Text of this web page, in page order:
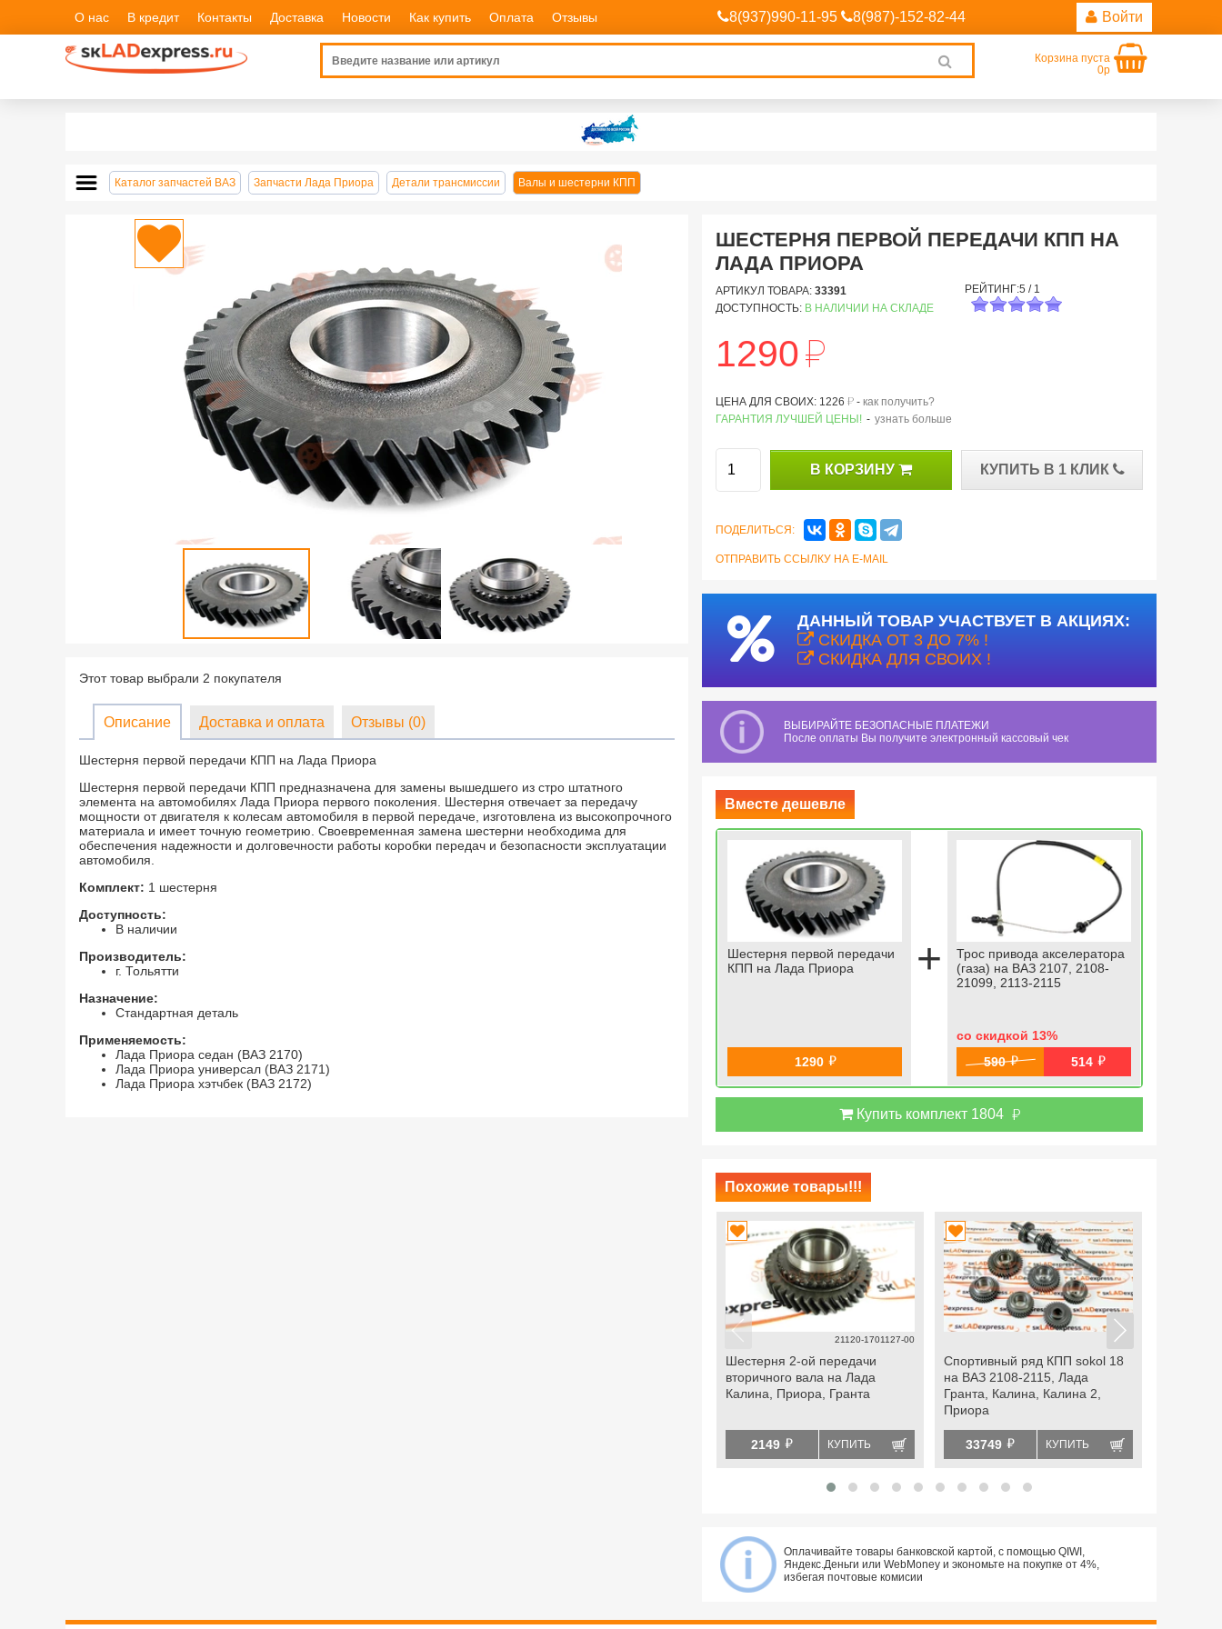
О нас В кредит Контакты Доставка Новости Как купить Оплата Отзывы 8(937)990-11-95 8(987)-152-82-44 Войти
search
Корзина пуста
0р
Каталог запчастей ВАЗ Запчасти Лада Приора Детали трансмиссии Валы и шестерни КПП
Этот товар выбрали 2 покупателя
Описание Доставка и оплата Отзывы (0)
Шестерня первой передачи КПП на Лада Приора
Шестерня первой передачи КПП предназначена для замены вышедшего из стро штатного
элемента на автомобилях Лада Приора первого поколения. Шестерня отвечает за передачу
мощности от двигателя к колесам автомобиля в первой передаче, изготовлена из высокопрочного
материала и имеет точную геометрию. Своевременная замена шестерни необходима для
обеспечения надежности и долговечности работы коробки передач и безопасности эксплуатации
автомобиля.
Комплект: 1 шестерня
Доступность:
В наличии
Производитель:
г. Тольятти
Назначение:
Стандартная деталь
Применяемость:
Лада Приора седан (ВАЗ 2170)
Лада Приора универсал (ВАЗ 2171)
Лада Приора хэтчбек (ВАЗ 2172)
ШЕСТЕРНЯ ПЕРВОЙ ПЕРЕДАЧИ КПП НА
ЛАДА ПРИОРА
АРТИКУЛ ТОВАРА: 33391
ДОСТУПНОСТЬ: В НАЛИЧИИ НА СКЛАДЕ
РЕЙТИНГ:5 / 1
1290й
ЦЕНА ДЛЯ СВОИХ: 1226 й - как получить?
ГАРАНТИЯ ЛУЧШЕЙ ЦЕНЫ! - узнать больше
В КОРЗИНУ КУПИТЬ В 1 КЛИК
ПОДЕЛИТЬСЯ:
ОТПРАВИТЬ ССЫЛКУ НА E-MAIL
ДАННЫЙ ТОВАР УЧАСТВУЕТ В АКЦИЯХ:
СКИДКА ОТ 3 ДО 7% !
СКИДКА ДЛЯ СВОИХ !
ВЫБИРАЙТЕ БЕЗОПАСНЫЕ ПЛАТЕЖИ
После оплаты Вы получите электронный кассовый чек
Вместе дешевле
Трос привода акселератора
(газа) на ВАЗ 2107, 2108-
со скидкой 13%
590 й 514 й
Шестерня первой передачи
КПП на Лада Приора
1290 й
+
Трос привода акселератора
(газа) на ВАЗ 2107, 2108-
21099, 2113-2115
со скидкой 13%
590 й 514 й
Купить комплект 1804 й
Похожие товары!!!
21120-1701127-00
Шестерня 2-ой передачи
вторичного вала на Лада
Калина, Приора, Гранта
2149 й КУПИТЬ
Спортивный ряд КПП sokol 18
на ВАЗ 2108-2115, Лада
Гранта, Калина, Калина 2,
Приора
33749 й КУПИТЬ
Оплачивайте товары банковской картой, с помощью QIWI,
Яндекс.Деньги или WebMoney и экономьте на покупке от 4%,
избегая почтовые комисии